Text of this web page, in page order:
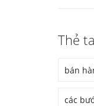
Thẻ
bán
các